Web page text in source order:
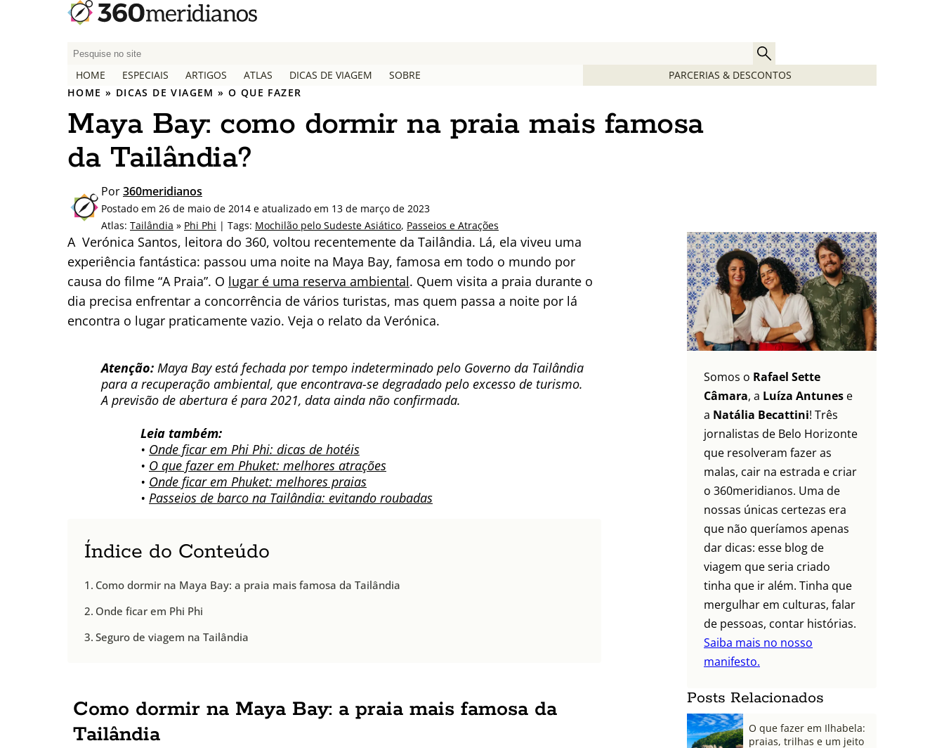
P
q
u
i
s
a
p
r
:
HOME ESPECIAIS ARTIGOS ATLAS DICAS DE VIAGEM SOBRE
PARCERIAS & DESCONTOS
HOME » DICAS DE VIAGEM »O QUE FAZER
Maya Bay: como dormir na praia mais famosa
da Tailândia?
Por360meridianos
Postado em 26 de maio de 2014 e atualizado em 13 de março de 2023
Atlas: Tailândia » Phi Phi | Tags: Mochilão pelo Sudeste Asiático, Passeios e Atrações
A Verónica Santos, leitora do 360, voltou recentemente da Tailândia. Lá, ela viveu uma
experiência fantástica: passou uma noite na Maya Bay, famosa em todo o mundo por
causa do filme “A Praia”. O lugar é uma reserva ambiental. Quem visita a praia durante o
dia precisa enfrentar a concorrência de vários turistas, mas quem passa a noite por lá
encontra o lugar praticamente vazio. Veja o relato da Verónica.
Atenção: Maya Bay está fechada por tempo indeterminado pelo Governo da Tailândia
para a recuperação ambiental, que encontrava-se degradado pelo excesso de turismo.
A previsão de abertura é para 2021, data ainda não confirmada.
Leia também:
• Onde ficar em Phi Phi: dicas de hotéis
• O que fazer em Phuket: melhores atrações
• Onde ficar em Phuket: melhores praias
• Passeios de barco na Tailândia: evitando roubadas
Índice do Conteúdo
Como dormir na Maya Bay: a praia mais famosa da Tailândia
Onde ficar em Phi Phi
Seguro de viagem na Tailândia
Como dormir na Maya Bay: a praia mais famosa da
Tailândia
Somos o Rafael Sette
Câmara, a Luíza Antunes e
a Natália Becattini! Três
jornalistas de Belo Horizonte
que resolveram fazer as
malas, cair na estrada e criar
o 360meridianos. Uma de
nossas únicas certezas era
que não queríamos apenas
dar dicas: esse blog de
viagem que seria criado
tinha que ir além. Tinha que
mergulhar em culturas, falar
de pessoas, contar histórias.
Saiba mais no nosso
manifesto.
Posts Relacionados
O que fazer em Ilhabela:
praias, trilhas e um jeito